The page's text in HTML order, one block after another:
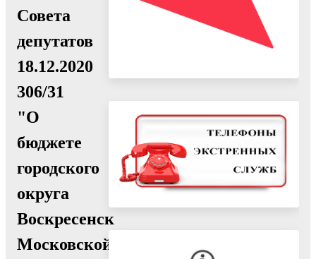
Совета
депутатов
18.12.2020
306/31
"О
бюджете
городского
округа
Воскресенск
Московской